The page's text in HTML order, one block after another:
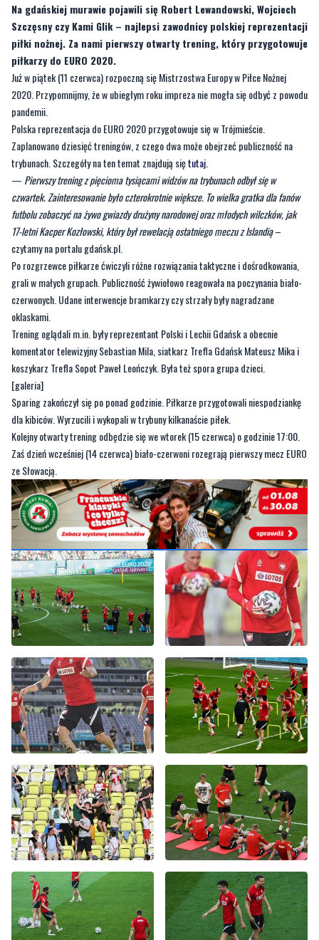
Na gdańskiej murawie pojawili się Robert Lewandowski, Wojciech
Szczęsny czy Kami Glik – najlepsi zawodnicy polskiej reprezentacji
piłki nożnej. Za nami pierwszy otwarty trening, który przygotowuje
piłkarzy do EURO 2020.
Już w piątek (11 czerwca) rozpoczną się Mistrzostwa Europy w Piłce Nożnej
2020. Przypomnijmy, że w ubiegłym roku impreza nie mogła się odbyć z powodu
pandemii.
Polska reprezentacja do EURO 2020 przygotowuje się w Trójmieście.
Zaplanowano dziesięć treningów, z czego dwa może obejrzeć publiczność na
trybunach. Szczegóły na ten temat znajdują siętutaj
— Pierwszy trening z pięcioma tysiącami widzów na trybunach odbył się w
czwartek. Zainteresowanie było czterokrotnie większe. To wielka gratka dla fanów
futbolu zobaczyć na żywo gwiazdy drużyny narodowej oraz młodych wilczków, jak
17-letni Kacper Kozłowski, który był rewelacją ostatniego meczu z Islandią–
czytamy na portalu gdańsk.pl.
Po rozgrzewce piłkarze ćwiczyli różne rozwiązania taktyczne i dośrodkowania,
grali w małych grupach. Publiczność żywiołowo reagowała na poczynania biało-
czerwonych. Udane interwencje bramkarzy czy strzały były nagradzane
oklaskami.
Trening oglądali m.in. były reprezentant Polski i Lechii Gdańsk a obecnie
komentator telewizyjny Sebastian Mila, siatkarz Trefla Gdańsk Mateusz Mika i
koszykarz Trefla Sopot Paweł Leończyk. Była też spora grupa dzieci.
[galeria]
Sparing zakończył się po ponad godzinie. Piłkarze przygotowali niespodziankę
dla kibiców. Wyrzucili i wykopali w trybuny kilkanaście piłek.
Kolejny otwarty trening odbędzie się we wtorek (15 czerwca) o godzinie 17:00.
Zaś dzień wcześniej (14 czerwca) biało-czerwoni rozegrają pierwszy mecz EURO
ze Słowacją.